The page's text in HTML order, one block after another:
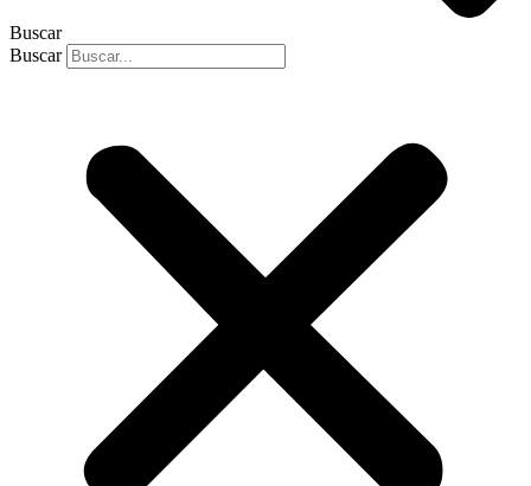
Buscar
Buscar